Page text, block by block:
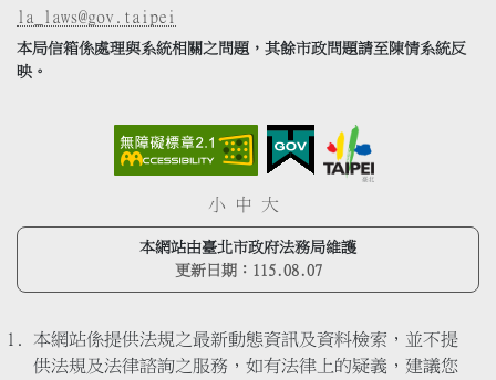
la_laws@gov.taipei
本局信箱係處理與系統相關之問題，其餘市政問題請至陳情系統反
映。
小 中 大
本網站由臺北市政府法務局維護
更新日期： 115.08.07
本網站係提供法規之最新動態資訊及資料檢索，並不提
供法規及法律諮詢之服務，如有法律上的疑義，建議您